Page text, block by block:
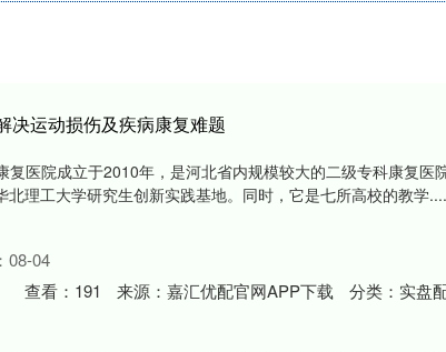
决运动损伤及疾病康复难题
复医院成立于2010年，是河北省内规模较大的二级专科康复医
北理工大学研究生创新实践基地。同时，它是七所高校的教学....
08-04
查看： 191 来源： 嘉汇优配官网APP下载 分类： 实盘